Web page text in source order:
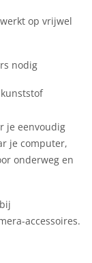
op vrijwel
nodig
je eenvoudig
je computer,
onderweg en
accessoires.